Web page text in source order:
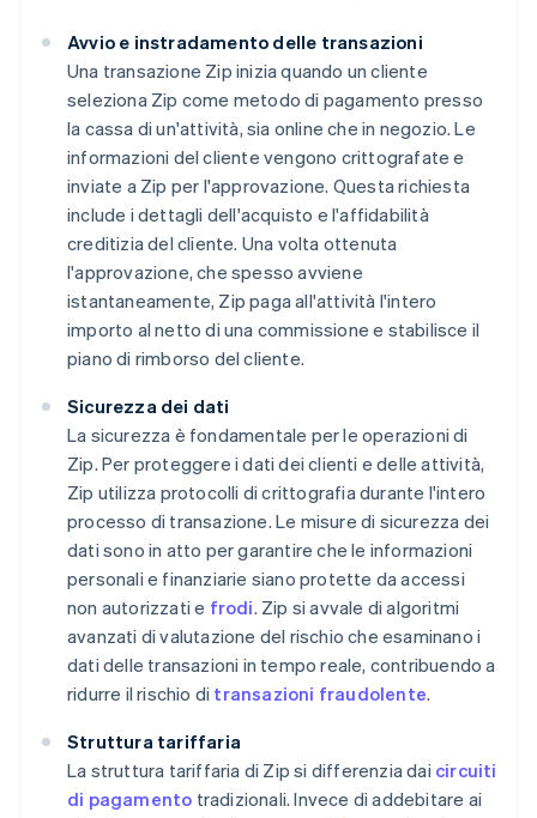
Avvio e instradamento delle transazioni
Una transazione Zip inizia quando un cliente
seleziona Zip come metodo di pagamento presso
la cassa di un'attività, sia online che in negozio. Le
informazioni del cliente vengono crittografate e
inviate a Zip per l'approvazione. Questa richiesta
include i dettagli dell'acquisto e l'affidabilità
creditizia del cliente. Una volta ottenuta
l'approvazione, che spesso avviene
istantaneamente, Zip paga all'attività l'intero
importo al netto di una commissione e stabilisce il
piano di rimborso del cliente.
Sicurezza dei dati
La sicurezza è fondamentale per le operazioni di
Zip. Per proteggere i dati dei clienti e delle attività,
Zip utilizza protocolli di crittografia durante l'intero
processo di transazione. Le misure di sicurezza dei
dati sono in atto per garantire che le informazioni
personali e finanziarie siano protette da accessi
non autorizzati e frodi. Zip si avvale di algoritmi
avanzati di valutazione del rischio che esaminano i
dati delle transazioni in tempo reale, contribuendo a
ridurre il rischio di transazioni fraudolente.
Struttura tariffaria
La struttura tariffaria di Zip si differenzia dai circuiti
di pagamento tradizionali. Invece di addebitare ai